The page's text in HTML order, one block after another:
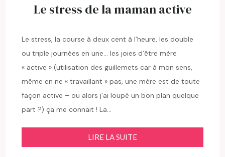
Le stress de la maman active
Le stress, la course à deux cent à l’heure, les double
ou triple journées en une… les joies d’être mère
« active » (utilisation des guillemets car à mon sens,
même en ne « travaillant » pas, une mère est de toute
façon active – ou alors j’ai loupé un bon plan quelque
part ?) ça me connait ! La…
LIRE LA SUITE